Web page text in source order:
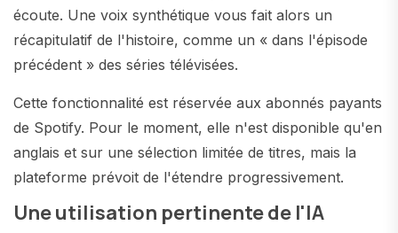
écoute. Une voix synthétique vous fait alors un
récapitulatif de l'histoire, comme un « dans l'épisode
précédent » des séries télévisées.
Cette fonctionnalité est réservée aux abonnés payants
de Spotify. Pour le moment, elle n'est disponible qu'en
anglais et sur une sélection limitée de titres, mais la
plateforme prévoit de l'étendre progressivement.
Une utilisation pertinente de l'IA